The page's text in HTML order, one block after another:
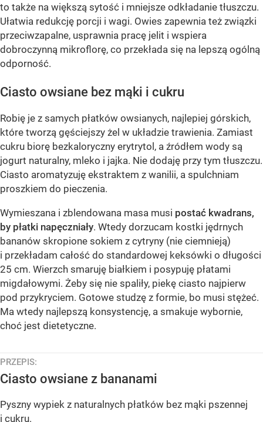
to także na większą sytość i mniejsze odkładanie tłuszczu.
Ułatwia redukcję porcji i wagi. Owies zapewnia też związki
przeciwzapalne, usprawnia pracę jelit i wspiera
dobroczynną mikroflorę, co przekłada się na lepszą ogólną
odporność.
Ciasto owsiane bez mąki i cukru
Robię je z samych płatków owsianych, najlepiej górskich,
które tworzą gęściejszy żel w układzie trawienia. Zamiast
cukru biorę bezkaloryczny erytrytol, a źródłem wody są
jogurt naturalny, mleko i jajka. Nie dodaję przy tym tłuszczu.
Ciasto aromatyzuję ekstraktem z wanilii, a spulchniam
proszkiem do pieczenia.
Wymieszana i zblendowana masa musi postać kwadrans,
by płatki napęczniały. Wtedy dorzucam kostki jędrnych
bananów skropione sokiem z cytryny (nie ciemnieją)
i przekładam całość do standardowej keksówki o długości
25 cm. Wierzch smaruję białkiem i posypuję płatami
migdałowymi. Żeby się nie spaliły, piekę ciasto najpierw
pod przykryciem. Gotowe studzę z formie, bo musi stężeć.
Ma wtedy najlepszą konsystencję, a smakuje wybornie,
choć jest dietetyczne.
PRZEPIS:
Ciasto owsiane z bananami
Pyszny wypiek z naturalnych płatków bez mąki pszennej
i cukru.